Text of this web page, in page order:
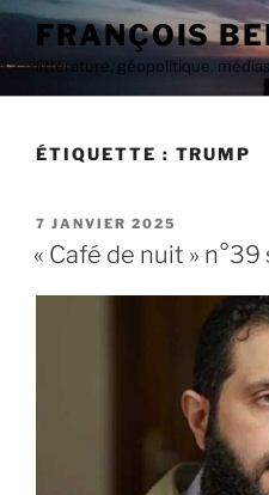
Aller
contenu
principal
FRANÇOIS
littérature, géopolitique,
ÉTIQUETTE : TRUMP
PUBLIÉ
LE
7 JANVIER 2025
« Café de nuit » n°39